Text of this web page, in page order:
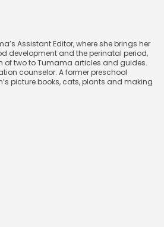
Assistant Editor, where she brings her
development and the perinatal period,
of two to Tumama articles and guides.
counselor. A former preschool
picture books, cats, plants and making